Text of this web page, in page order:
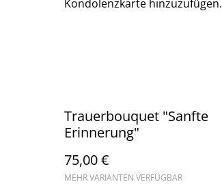
Kondolenzkarte hinzuzufügen.
Trauerbouquet "Sanfte
Erinnerung"
75,00 €
MEHR VARIANTEN VERFÜGBAR